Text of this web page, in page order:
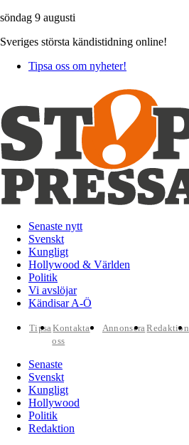
söndag 9 augusti
Sveriges största kändistidning online!
Tipsa oss om nyheter!
Senaste nytt
Svenskt
Kungligt
Hollywood & Världen
Politik
Vi avslöjar
Kändisar A-Ö
TipsaKontakta
oss
AnnonseraRedaktion
Senaste
Svenskt
Kungligt
Hollywood
Politik
Redaktion